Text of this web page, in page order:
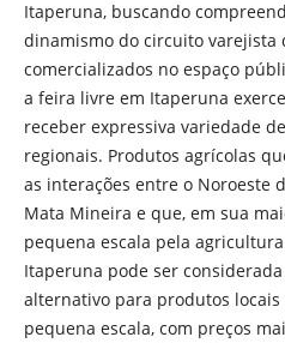
Itaperuna, buscando
dinamismo do circuito varejista
comercializados no espaço
a feira livre em Itaperuna
receber expressiva variedade
regionais. Produtos agrícolas
as interações entre o Noroeste
Mata Mineira e que, em sua
pequena escala pela
Itaperuna pode ser
alternativo para produtos
pequena escala, com preços